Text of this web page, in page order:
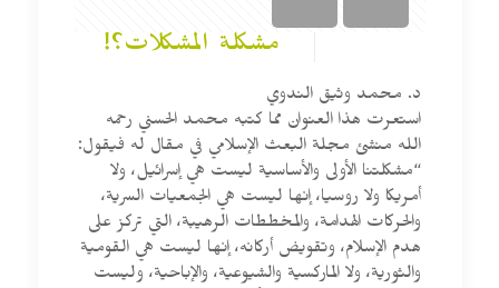
مشكلة المشكلات؟!
د. محمد وثيق الندوي
استعرت هذا العنوان مما كتبه محمد الحسني رحمه
الله منشئ مجلة البعث الإسلامي في مقال له فيقول:
“مشكلتنا الأولى والأساسية ليست هي إسرائيل، ولا
أمريكا ولا روسيا، إنها ليست هي الجمعيات السرية،
والحركات الهدامة، والمخططات الرهيبة، التي تركز على
هدم الإسلام، وتقويض أركانه، إنها ليست هي القومية
والثورية، ولا الماركسية والشيوعية، والإباحية، وليست